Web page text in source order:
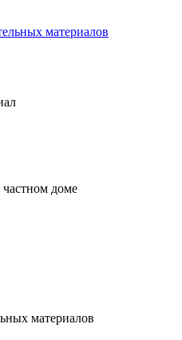
материалов
доме
материалов